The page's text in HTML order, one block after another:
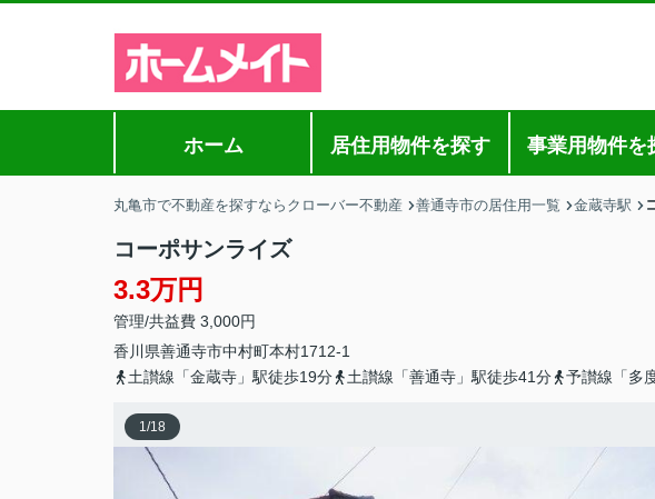
ホーム 居住用物件を探す 事業用物件を
丸亀市で不動産を探すならクローバー不動産 善通寺市の居住用一覧 金蔵寺駅
コーポサンライズ
3.3万円
管理/共益費 3,000円
香川県善通寺市中村町本村1712-1
土讃線「金蔵寺」駅徒歩19分
土讃線「善通寺」駅徒歩41分 予讃線「多
1/18